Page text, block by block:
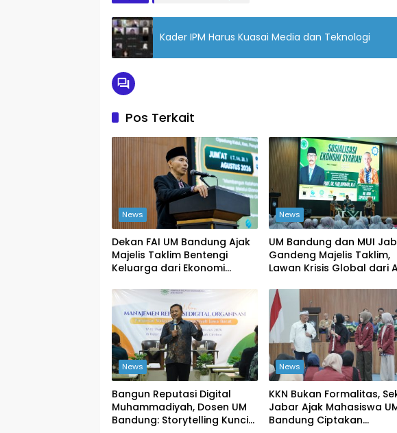
Kader IPM Harus Kuasai Media dan Teknologi
Pos Terkait
News
Dekan FAI UM Bandung Ajak
Majelis Taklim Bentengi
Keluarga dari Ekonomi
News
UM Bandung dan MUI
Gandeng Majelis Taklim,
Lawan Krisis Global dari
News
Bangun Reputasi Digital
Muhammadiyah, Dosen UM
Bandung: Storytelling Kunci
News
KKN Bukan Formalitas,
Jabar Ajak Mahasiswa
Bandung Ciptakan